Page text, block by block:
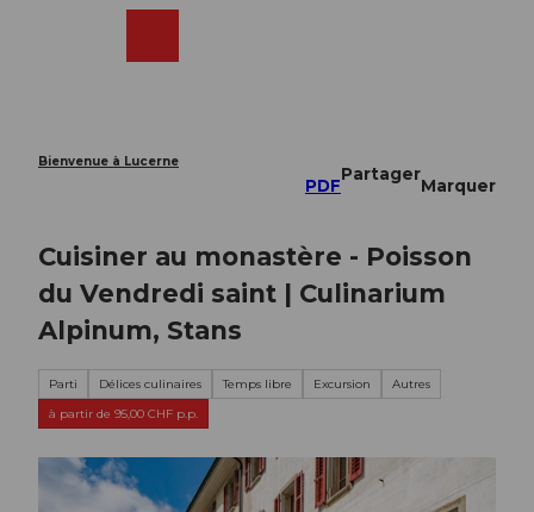
Bienvenue à Lucerne
PDF
Partager
Marquer
Cuisiner au monastère - Poisson
du Vendredi saint | Culinarium
Alpinum, Stans
Parti Délices culinaires Temps libre Excursion
Autres
à partir de 95,00 CHF p.p.